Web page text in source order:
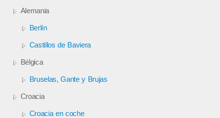
Alemania
Berlín
Castillos de Baviera
Bélgica
Bruselas, Gante y Brujas
Croacia
Croacia en coche